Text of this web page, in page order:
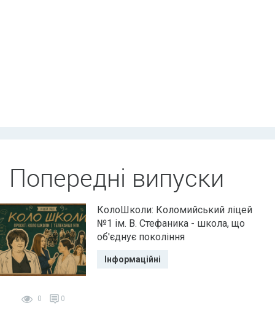
Попередні випуски
0 0
КолоШколи: Коломийський ліцей
№1 ім. В. Стефаника - школа, що
об'єднує покоління
Інформаційні